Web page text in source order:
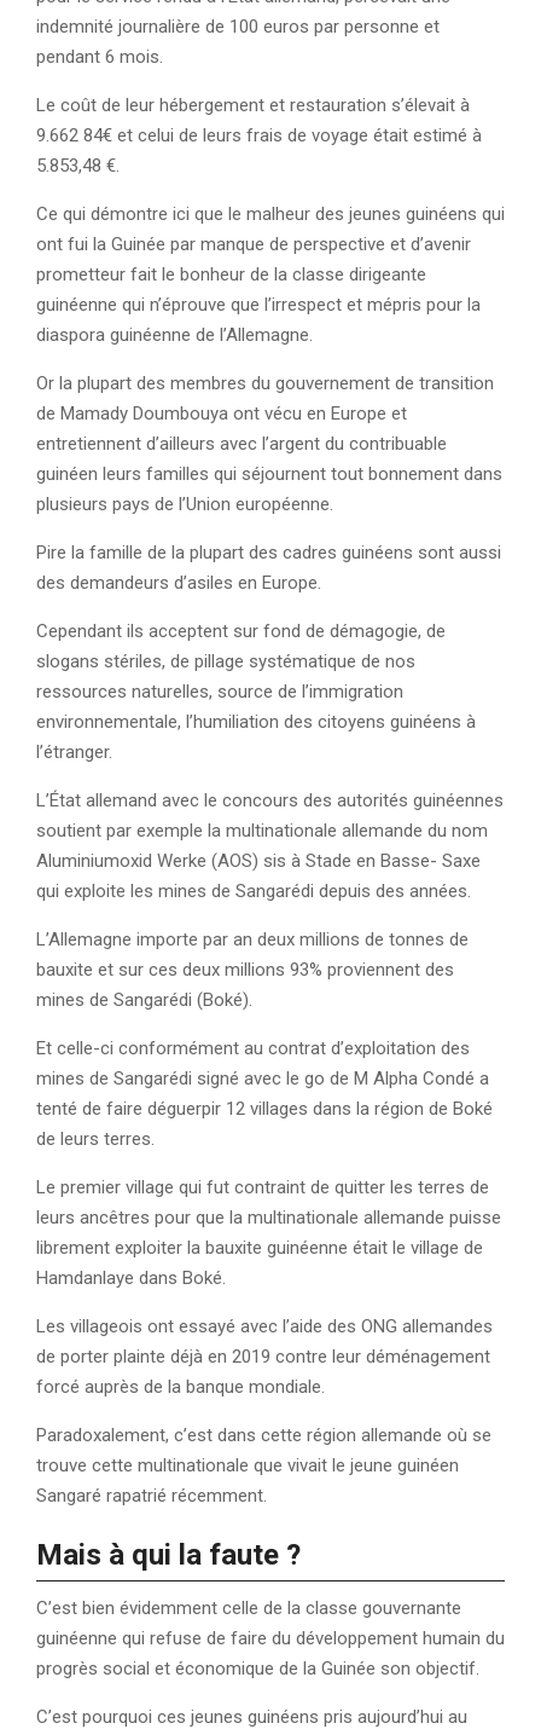
indemnité journalière de 100 euros par personne et
pendant 6 mois.
Le coût de leur hébergement et restauration s’élevait à
9.662 84€ et celui de leurs frais de voyage était estimé à
5.853,48 €.
Ce qui démontre ici que le malheur des jeunes guinéens qui
ont fui la Guinée par manque de perspective et d’avenir
prometteur fait le bonheur de la classe dirigeante
guinéenne qui n’éprouve que l’irrespect et mépris pour la
diaspora guinéenne de l’Allemagne.
Or la plupart des membres du gouvernement de transition
de Mamady Doumbouya ont vécu en Europe et
entretiennent d’ailleurs avec l’argent du contribuable
guinéen leurs familles qui séjournent tout bonnement dans
plusieurs pays de l’Union européenne.
Pire la famille de la plupart des cadres guinéens sont aussi
des demandeurs d’asiles en Europe.
Cependant ils acceptent sur fond de démagogie, de
slogans stériles, de pillage systématique de nos
ressources naturelles, source de l’immigration
environnementale, l’humiliation des citoyens guinéens à
l’étranger.
L’État allemand avec le concours des autorités guinéennes
soutient par exemple la multinationale allemande du nom
Aluminiumoxid Werke (AOS) sis à Stade en Basse- Saxe
qui exploite les mines de Sangarédi depuis des années.
L’Allemagne importe par an deux millions de tonnes de
bauxite et sur ces deux millions 93% proviennent des
mines de Sangarédi (Boké).
Et celle-ci conformément au contrat d’exploitation des
mines de Sangarédi signé avec le go de M Alpha Condé a
tenté de faire déguerpir 12 villages dans la région de Boké
de leurs terres.
Le premier village qui fut contraint de quitter les terres de
leurs ancêtres pour que la multinationale allemande puisse
librement exploiter la bauxite guinéenne était le village de
Hamdanlaye dans Boké.
Les villageois ont essayé avec l’aide des ONG allemandes
de porter plainte déjà en 2019 contre leur déménagement
forcé auprès de la banque mondiale.
Paradoxalement, c’est dans cette région allemande où se
trouve cette multinationale que vivait le jeune guinéen
Sangaré rapatrié récemment.
Mais à qui la faute ?
C’est bien évidemment celle de la classe gouvernante
guinéenne qui refuse de faire du développement humain du
progrès social et économique de la Guinée son objectif.
C’est pourquoi ces jeunes guinéens pris aujourd’hui au